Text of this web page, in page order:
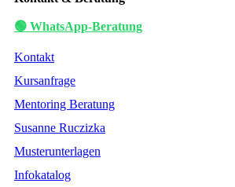
🟢 WhatsApp-Beratung
Kontakt
Kursanfrage
Mentoring Beratung
Susanne Ruczizka
Musterunterlagen
Infokatalog